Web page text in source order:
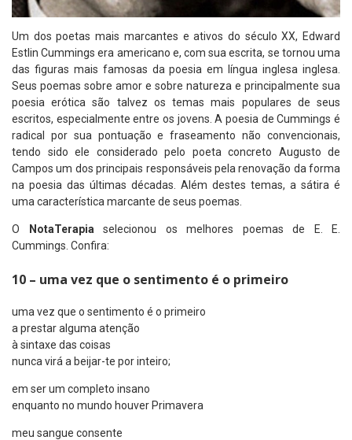
Um dos poetas mais marcantes e ativos do século XX, Edward
Estlin Cummings era americano e, com sua escrita, se tornou uma
das figuras mais famosas da poesia em língua inglesa inglesa.
Seus poemas sobre amor e sobre natureza e principalmente sua
poesia erótica são talvez os temas mais populares de seus
escritos, especialmente entre os jovens. A poesia de Cummings é
radical por sua pontuação e fraseamento não convencionais,
tendo sido ele considerado pelo poeta concreto Augusto de
Campos um dos principais responsáveis pela renovação da forma
na poesia das últimas décadas. Além destes temas, a sátira é
uma característica marcante de seus poemas.
O NotaTerapiaselecionou os melhores poemas de E. E.
Cummings. Confira:
10 – uma vez que o sentimento é o primeiro
uma vez que o sentimento é o primeiro
a prestar alguma atenção
à sintaxe das coisas
nunca virá a beijar-te por inteiro;
em ser um completo insano
enquanto no mundo houver Primavera
meu sangue consente